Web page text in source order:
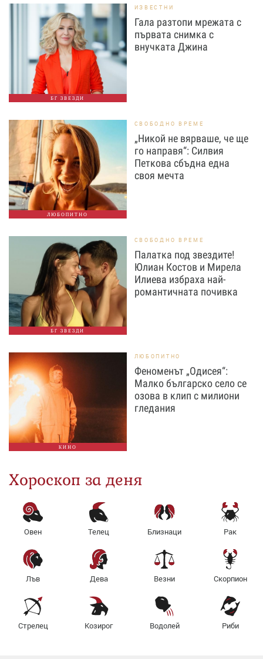
БГ ЗВЕЗДИ
ИЗВЕСТНИ
Гала разтопи мрежата с
първата снимка с
внучката Джина
ЛЮБОПИТНО
СВОБОДНО ВРЕМЕ
„Никой не вярваше, че ще
го направя“: Силвия
Петкова сбъдна една
своя мечта
БГ ЗВЕЗДИ
СВОБОДНО ВРЕМЕ
Палатка под звездите!
Юлиан Костов и Мирела
Илиева избраха най-
романтичната почивка
КИНО
ЛЮБОПИТНО
Феноменът „Одисея“:
Малко българско село се
озова в клип с милиони
гледания
Хороскоп за деня
Овен Телец Близнаци Рак
Лъв Дева Везни Скорпион
Стрелец Козирог Водолей Риби